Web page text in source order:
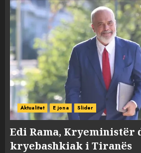
Aktualitet E jona Slider
Edi Rama, Kryeministër
kryebashkiak i Tiranës